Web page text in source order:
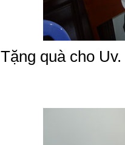
Tặng quà cho